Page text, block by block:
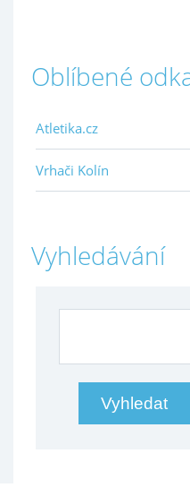
Oblíbené
Atletika.cz
Vrhači Kolín
Vyhledávání